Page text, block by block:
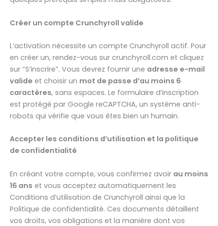
Créer un compte Crunchyroll valide
L’activation nécessite un compte Crunchyroll actif. Pour
en créer un, rendez-vous sur crunchyroll.com et cliquez
sur “S’inscrire”. Vous devrez fournir une adresse e-mail
valide et choisir un mot de passe d’au moins 6
caractères, sans espaces. Le formulaire d’inscription
est protégé par Google reCAPTCHA, un système anti-
robots qui vérifie que vous êtes bien un humain.
Accepter les conditions d’utilisation et la politique
de confidentialité
En créant votre compte, vous confirmez avoir au moins
16 ans et vous acceptez automatiquement les
Conditions d’utilisation de Crunchyroll ainsi que la
Politique de confidentialité. Ces documents détaillent
vos droits, vos obligations et la manière dont vos